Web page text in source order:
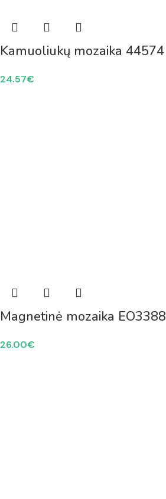
Kamuoliukų mozaika 44574
24.57€
Magnetinė mozaika EO3388
26.00€